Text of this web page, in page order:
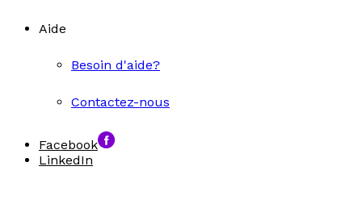
Aide
Besoin d'aide?
Contactez-nous
Facebook
LinkedIn